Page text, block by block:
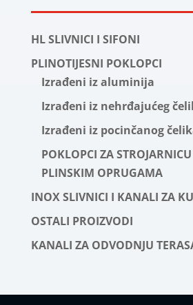
HL SLIVNICI I SIFONI
PLINOTIJESNI POKLOPCI
Izrađeni iz aluminija
Izrađeni iz nehrđajućeg
Izrađeni iz pocinčanog
POKLOPCI ZA
PLINSKIM OPRUGAMA
INOX SLIVNICI I KANALI ZA
OSTALI PROIZVODI
KANALI ZA ODVODNJU